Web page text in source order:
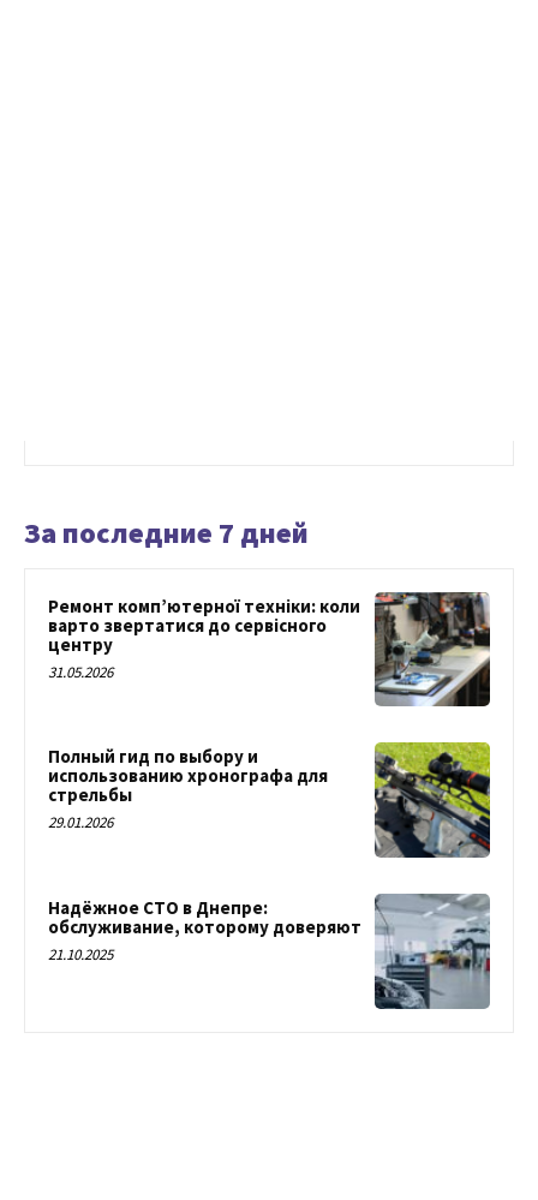
За последние 7 дней
Ремонт комп’ютерної техніки: коли
варто звертатися до сервісного
центру
31.05.2026
Полный гид по выбору и
использованию хронографа для
стрельбы
29.01.2026
Надёжное СТО в Днепре:
обслуживание, которому доверяют
21.10.2025